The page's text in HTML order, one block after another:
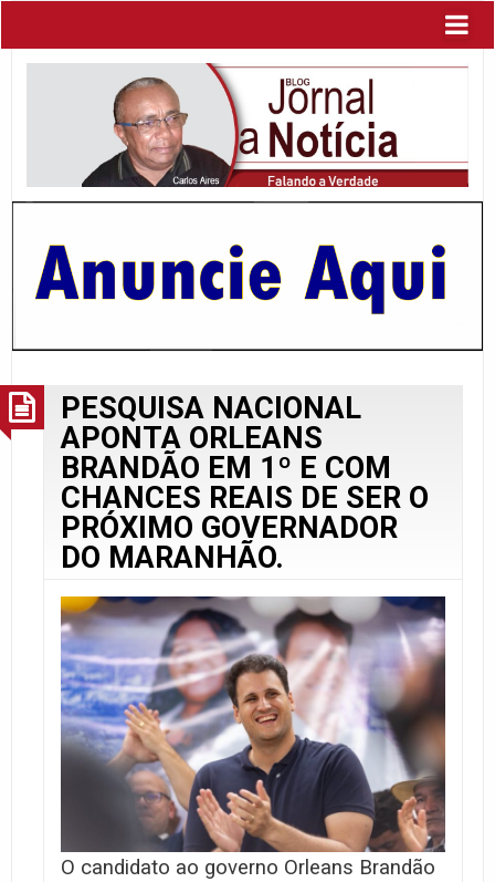
PESQUISA NACIONAL
APONTA ORLEANS
BRANDÃO EM 1º E COM
CHANCES REAIS DE SER O
PRÓXIMO GOVERNADOR
DO MARANHÃO.
O candidato ao governo Orleans Brandão